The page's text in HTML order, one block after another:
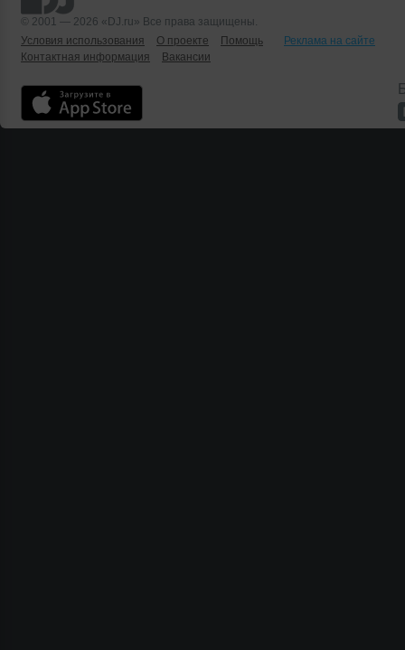
© 2001 — 2026 «DJ.ru» Все права защищены.
Условия использования
О проекте Помощь
Реклама на сайте
Контактная информация
Вакансии